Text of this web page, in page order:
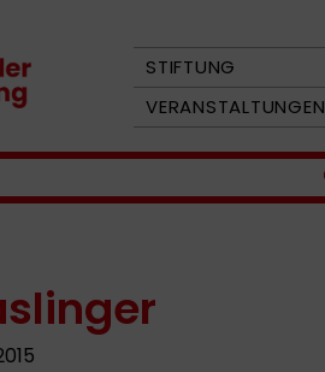
STIFTUNG
VERANSTALTUNGEN